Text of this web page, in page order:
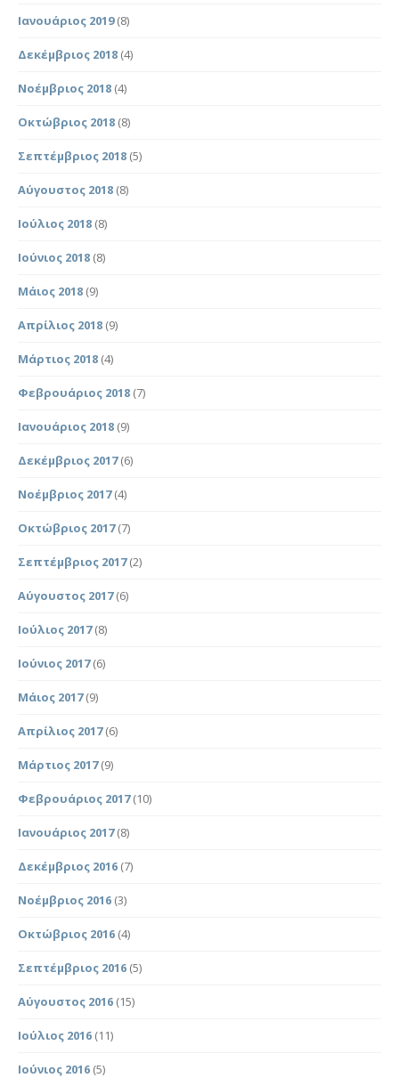
Ιανουάριος 2019(8)
Δεκέμβριος 2018 (4)
Νοέμβριος 2018 (4)
Οκτώβριος 2018 (8)
Σεπτέμβριος 2018 (5)
Αύγουστος 2018 (8)
Ιούλιος 2018 (8)
Ιούνιος 2018 (8)
Μάιος 2018 (9)
Απρίλιος 2018 (9)
Μάρτιος 2018 (4)
Φεβρουάριος 2018 (7)
Ιανουάριος 2018 (9)
Δεκέμβριος 2017(6)
Νοέμβριος 2017(4)
Οκτώβριος 2017(7)
Σεπτέμβριος 2017(2)
Αύγουστος 2017(6)
Ιούλιος 2017(8)
Ιούνιος 2017(6)
Μάιος 2017(9)
Απρίλιος 2017(6)
Μάρτιος 2017(9)
Φεβρουάριος 2017(10)
Ιανουάριος 2017(8)
Δεκέμβριος 2016 (7)
Νοέμβριος 2016 (3)
Οκτώβριος 2016 (4)
Σεπτέμβριος 2016 (5)
Αύγουστος 2016 (15)
Ιούλιος 2016 (11)
Ιούνιος 2016 (5)